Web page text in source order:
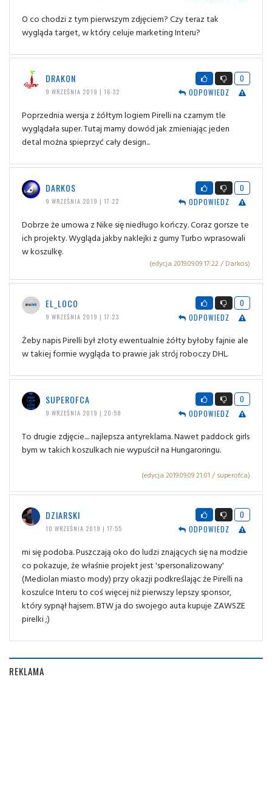
O co chodzi z tym pierwszym zdjęciem? Czy teraz tak
wygląda target, w który celuje marketing Interu?
DRAKON
9 WRZEŚNIA 2019 | 16:32
0
ODPOWIEDZ
Poprzednia wersja z żółtym logiem Pirelli na czarnym tle
wyglądała super. Tutaj mamy dowód jak zmieniając jeden
detal można spieprzyć cały design...
DARKOS
9 WRZEŚNIA 2019 | 17:22
0
ODPOWIEDZ
Dobrze że umowa z Nike się niedługo kończy. Coraz gorsze te
ich projekty. Wygląda jakby naklejki z gumy Turbo wprasowali
w koszulkę.
(edycja 2019.09.09 17:22 / Darkos)
EL_LOCO
9 WRZEŚNIA 2019 | 17:23
0
ODPOWIEDZ
Żeby napis Pirelli był złoty ewentualnie żółty byłoby fajnie ale
w takiej formie wygląda to prawie jak strój roboczy DHL.
SUPEROFCA
9 WRZEŚNIA 2019 | 20:58
0
ODPOWIEDZ
To drugie zdjęcie.... najlepsza antyreklama. Nawet paddock girls
bym w takich koszulkach nie wypuścił na Hungaroringu.
(edycja 2019.09.09 21:01 / superofca)
DZIARSKI
10 WRZEŚNIA 2019 | 17:55
0
ODPOWIEDZ
mi się podoba. Puszczają oko do ludzi znających się na modzie
co pokazuje, że właśnie projekt jest 'spersonalizowany'
(Mediolan miasto mody) przy okazji podkreślając że Pirelli na
koszulce Interu to coś więcej niż pierwszy lepszy sponsor,
który sypnął hajsem. BTW ja do swojego auta kupuje ZAWSZE
pirelki ;)
REKLAMA